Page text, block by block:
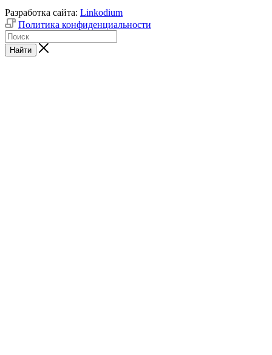
Разработка сайта: Linkodium
Политика конфиденциальности
Найти